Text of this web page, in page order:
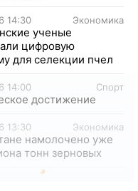
14:30 Экономика
ученые
цифровую
для селекции пчел
14:00 Спорт
достижение
13:30 Экономика
намолочено уже
тонн зерновых